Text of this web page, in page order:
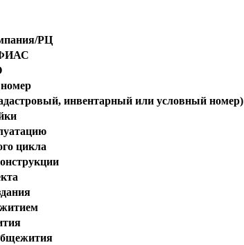
РЦ
инвентарный или условный номер)
цикла